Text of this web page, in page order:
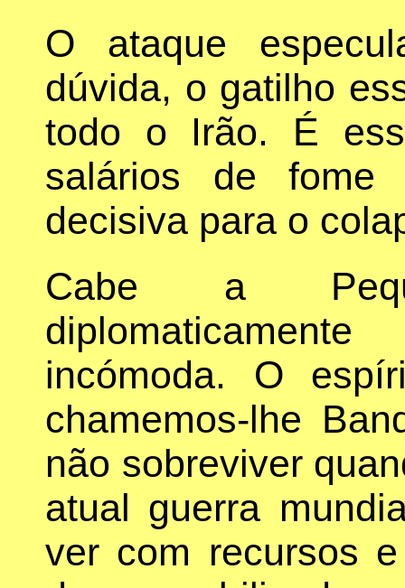
O ataque
dúvida, o gatilho
todo o Irão. É
salários de fome
decisiva para o
Cabe a
incómoda. O
chamemos-lhe
não sobreviver
atual guerra
ver com recursos